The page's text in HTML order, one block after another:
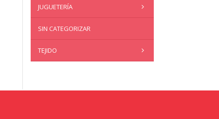
JUGUETERÍA
SIN CATEGORIZAR
TEJIDO